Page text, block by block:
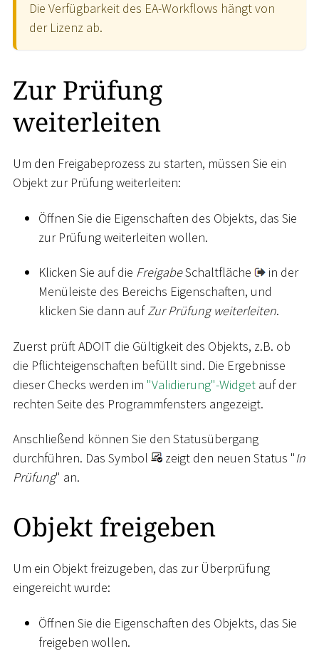
Die Verfügbarkeit des EA-Workflows hängt von
der Lizenz ab.
Zur Prüfung
weiterleiten
Um den Freigabeprozess zu starten, müssen Sie ein
Objekt zur Prüfung weiterleiten:
Öffnen Sie die Eigenschaften des Objekts, das Sie
zur Prüfung weiterleiten wollen.
Klicken Sie auf die FreigabeSchaltfläche
in der
Menüleiste des Bereichs Eigenschaften, und
klicken Sie dann aufZur Prüfung weiterleiten.
Zuerst prüft ADOIT die Gültigkeit des Objekts, z.B. ob
die Pflichteigenschaften befüllt sind. Die Ergebnisse
dieser Checks werden im "Validierung"-Widget auf der
rechten Seite des Programmfensters angezeigt.
Anschließend können Sie den Statusübergang
durchführen. Das Symbol
zeigt den neuen Status "In
Prüfung" an.
Objekt freigeben
Um ein Objekt freizugeben, das zur Überprüfung
eingereicht wurde:
Öffnen Sie die Eigenschaften des Objekts, das Sie
freigeben wollen.